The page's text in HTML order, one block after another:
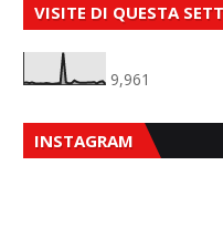
VISITE DI QUESTA
9,961
INSTAGRAM